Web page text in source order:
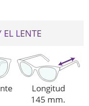
EL LENTE
Longitud
145 mm.